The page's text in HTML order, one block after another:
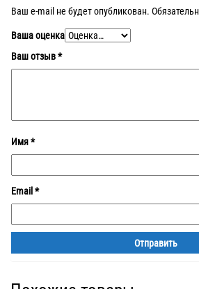
Ваш e-mail не будет опубликован.
Ваша оценка
Ваш отзыв*
Имя*
Email *